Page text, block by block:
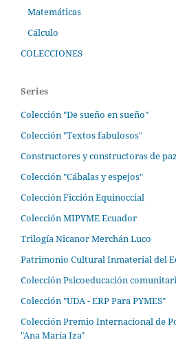
Matemáticas
Cálculo
COLECCIONES
Series
Colección "De sueño en sueño"
Colección "Textos fabulosos"
Constructores y constructoras de paz
Colección "Cábalas y espejos"
Colección Ficción Equinoccial
Colección MIPYME Ecuador
Trilogía Nicanor Merchán Luco
Patrimonio Cultural Inmaterial del
Colección Psicoeducación
Colección "UDA - ERP Para PYMES"
Colección Premio Internacional de
"Ana María Iza"